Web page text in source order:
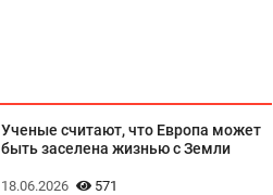
Ученые считают, что Европа может
быть заселена жизнью с Земли
18.06.2026 571